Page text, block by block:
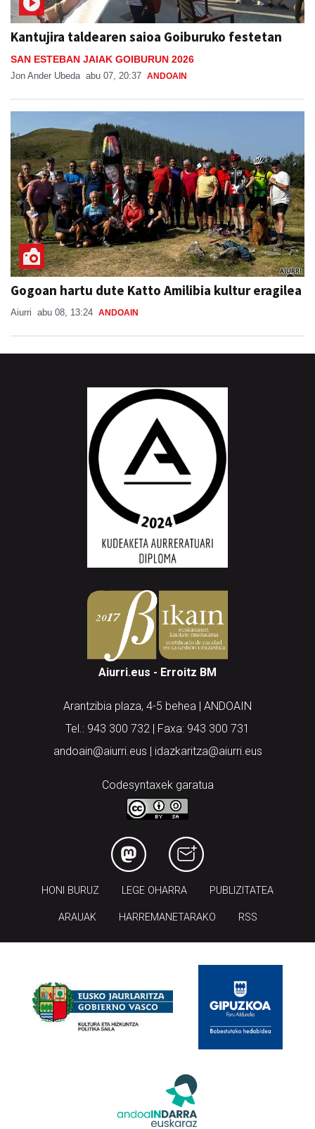
Kantujira taldearen saioa Goiburuko festetan
SAN ESTEBAN JAIAK GOIBURUN 2026
Jon Ander Ubeda abu 07, 20:37 ANDOAIN
Gogoan hartu dute Katto Amilibia kultur eragilea
Aiurri abu 08, 13:24 ANDOAIN
Aiurri.eus - Erroitz BM
Arantzibia plaza, 4-5 behea | ANDOAIN
Tel.: 943 300 732 | Faxa: 943 300 731
andoain@aiurri.eus | idazkaritza@aiurri.eus
Codesyntaxek garatua
HONI BURUZ LEGE OHARRA PUBLIZITATEA
ARAUAK HARREMANETARAKO RSS